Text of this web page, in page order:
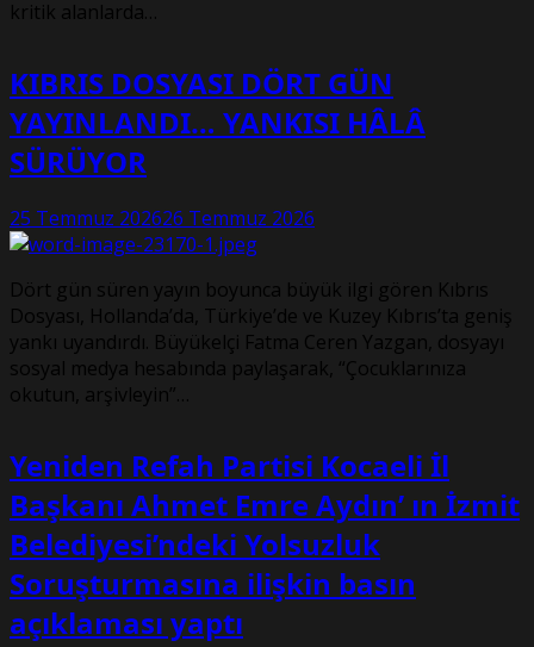
kritik alanlarda…
KIBRIS DOSYASI DÖRT GÜN
YAYINLANDI… YANKISI HÂLÂ
SÜRÜYOR
25 Temmuz 202626 Temmuz 2026
Dört gün süren yayın boyunca büyük ilgi gören Kıbrıs
Dosyası, Hollanda’da, Türkiye’de ve Kuzey Kıbrıs’ta geniş
yankı uyandırdı. Büyükelçi Fatma Ceren Yazgan, dosyayı
sosyal medya hesabında paylaşarak, “Çocuklarınıza
okutun, arşivleyin”…
Yeniden Refah Partisi Kocaeli İl
Başkanı Ahmet Emre Aydın’ ın İzmit
Belediyesi’ndeki Yolsuzluk
Soruşturmasına ilişkin basın
açıklaması yaptı